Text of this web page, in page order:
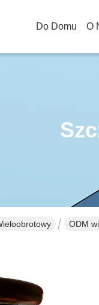
Do Domu O
ODM